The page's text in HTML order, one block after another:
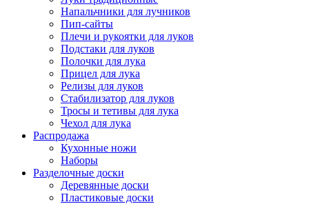
Напальчники для лучников
Пип-сайты
Плечи и рукоятки для луков
Подстаки для луков
Полочки для лука
Прицел для лука
Релизы для луков
Стабилизатор для луков
Тросы и тетивы для лука
Чехол для лука
Распродажа
Кухонные ножи
Наборы
Разделочные доски
Деревянные доски
Пластиковые доски